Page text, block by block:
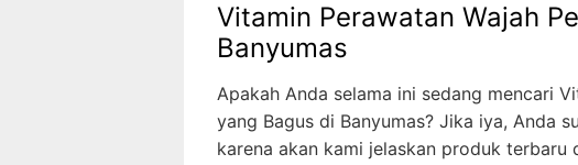
Vitamin Perawatan Wajah
Banyumas
Apakah Anda selama ini sedang mencari
yang Bagus di Banyumas? Jika iya, Anda
karena akan kami jelaskan produk terbaru